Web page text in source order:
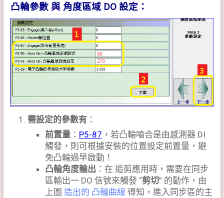
凸輪參數 與 角度區域 DO 設定：
需設定的參數有：
前置量： P5-87 ，若凸輪嚙合是由感測器 DI
觸發，則可根據安裝的位置設定前置量，避
免凸輪過早啟動！
凸輪角度輸出 ：在 追剪應用時，需要在同步
區輸出一 DO 信號來觸發 “剪切” 的動作，由
上圖 造出的 凸輪曲線 得知，進入同步區的主